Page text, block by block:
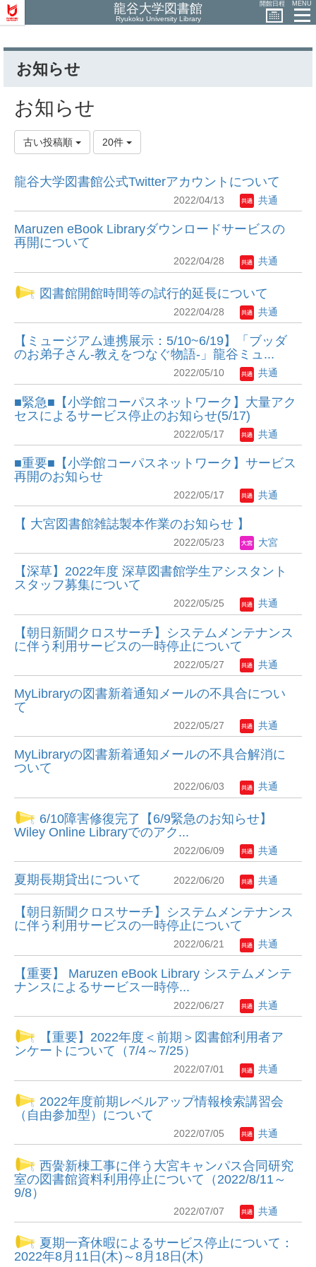
龍谷大学図書館
Ryukoku University Library
開館日程 MENU
お知らせ
お知らせ
古い投稿順 20件
龍谷大学図書館公式Twitterアカウントについて
2022/04/13 共通
Maruzen eBook Libraryダウンロードサービスの
再開について
2022/04/28 共通
図書館開館時間等の試行的延長について
2022/04/28 共通
【ミュージアム連携展示：5/10~6/19】「ブッダ
のお弟子さん-教えをつなぐ物語-」龍谷ミュ...
2022/05/10 共通
■緊急■【小学館コーパスネットワーク】大量アク
セスによるサービス停止のお知らせ(5/17)
2022/05/17 共通
■重要■【小学館コーパスネットワーク】サービス
再開のお知らせ
2022/05/17 共通
【 大宮図書館雑誌製本作業のお知らせ 】
2022/05/23 大宮
【深草】2022年度 深草図書館学生アシスタント
スタッフ募集について
2022/05/25 共通
【朝日新聞クロスサーチ】システムメンテナンス
に伴う利用サービスの一時停止について
2022/05/27 共通
MyLibraryの図書新着通知メールの不具合につい
て
2022/05/27 共通
MyLibraryの図書新着通知メールの不具合解消に
ついて
2022/06/03 共通
6/10障害修復完了【6/9緊急のお知らせ】
Wiley Online Libraryでのアク...
2022/06/09 共通
夏期長期貸出について 2022/06/20 共通
【朝日新聞クロスサーチ】システムメンテナンス
に伴う利用サービスの一時停止について
2022/06/21 共通
【重要】 Maruzen eBook Library システムメンテ
ナンスによるサービス一時停...
2022/06/27 共通
【重要】2022年度＜前期＞図書館利用者ア
ンケートについて（7/4～7/25）
2022/07/01 共通
2022年度前期レベルアップ情報検索講習会
（自由参加型）について
2022/07/05 共通
西黌新棟工事に伴う大宮キャンパス合同研究
室の図書館資料利用停止について（2022/8/11～
9/8）
2022/07/07 共通
夏期一斉休暇によるサービス停止について：
2022年8月11日(木)～8月18日(木)